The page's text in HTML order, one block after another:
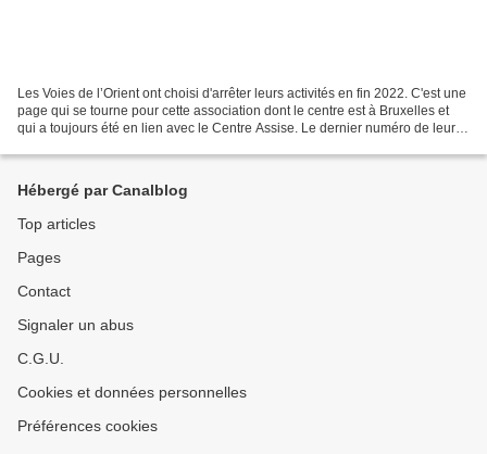
Les Voies de l’Orient ont choisi d'arrêter leurs activités en fin 2022. C'est une
page qui se tourne pour cette association dont le centre est à Bruxelles et
qui a toujours été en lien avec le Centre Assise. Le dernier numéro de leur
Hébergé par Canalblog
Top articles
Pages
Contact
Signaler un abus
C.G.U.
Cookies et données personnelles
Préférences cookies